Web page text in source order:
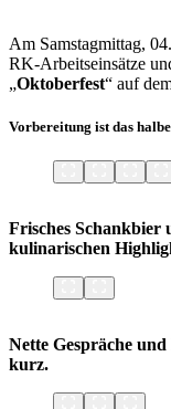
Am Samstagmittag,
RK-Arbeitseinsätze
„Oktoberfest“ auf
Vorbereitung ist das
Frisches Schankbier
kulinarischen
Nette Gespräche
kurz.